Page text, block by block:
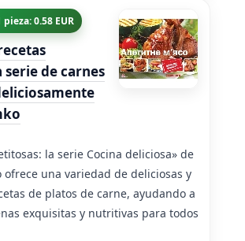
0.58 EUR
de carnes
la serie Cocina deliciosa» de
ofrece una variedad de deliciosas y
de platos de carne, ayudando a
exquisitas y nutritivas para todos